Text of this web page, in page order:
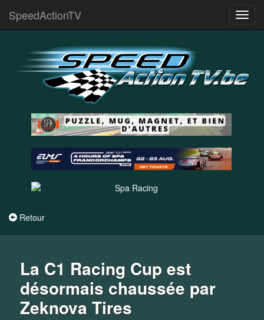
SpeedActionTV
Retour
La C1 Racing Cup est
désormais chaussée par
Zeknova Tires